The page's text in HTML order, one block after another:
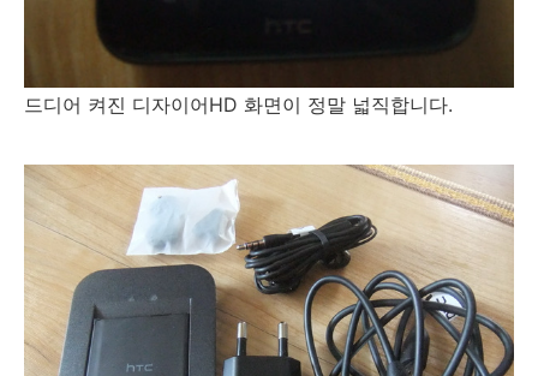
드디어 켜진 디자이어HD 화면이 정말 넓직합니다.